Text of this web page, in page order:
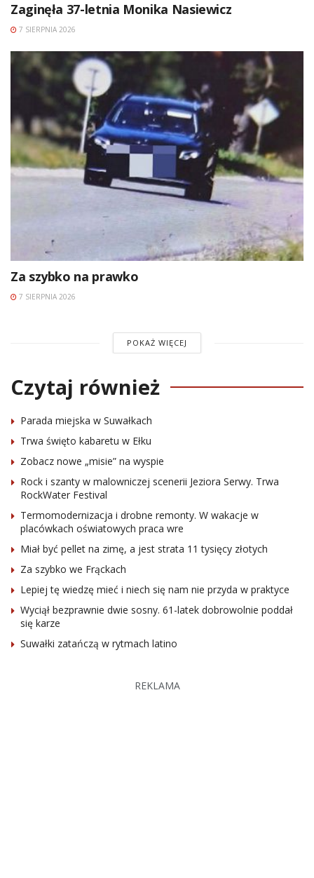
Zaginęła 37-letnia Monika Nasiewicz
7 SIERPNIA 2026
Za szybko na prawko
7 SIERPNIA 2026
POKAŻ WIĘCEJ
Czytaj również
Parada miejska w Suwałkach
Trwa święto kabaretu w Ełku
Zobacz nowe „misie” na wyspie
Rock i szanty w malowniczej scenerii Jeziora Serwy. Trwa
RockWater Festival
Termomodernizacja i drobne remonty. W wakacje w
placówkach oświatowych praca wre
Miał być pellet na zimę, a jest strata 11 tysięcy złotych
Za szybko we Frąckach
Lepiej tę wiedzę mieć i niech się nam nie przyda w praktyce
Wyciął bezprawnie dwie sosny. 61-latek dobrowolnie poddał
się karze
Suwałki zatańczą w rytmach latino
REKLAMA